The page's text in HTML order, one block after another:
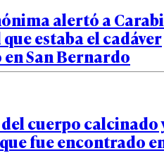
alertó a
estaba el cadáver
San Bernardo
del cuerpo calcinado
fue encontrado